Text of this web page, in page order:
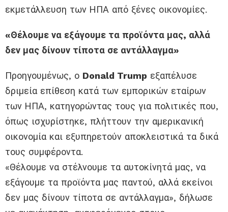
εκμετάλλευση των ΗΠΑ από ξένες οικονομίες.
«Θέλουμε να εξάγουμε τα προϊόντα μας, αλλά
δεν μας δίνουν τίποτα σε αντάλλαγμα»
Προηγουμένως, ο Donald Trump εξαπέλυσε
δριμεία επίθεση κατά των εμπορικών εταίρων
των ΗΠΑ, κατηγορώντας τους για πολιτικές που,
όπως ισχυρίστηκε, πλήττουν την αμερικανική
οικονομία και εξυπηρετούν αποκλειστικά τα δικά
τους συμφέροντα.
«Θέλουμε να στέλνουμε τα αυτοκίνητά μας, να
εξάγουμε τα προϊόντα μας παντού, αλλά εκείνοι
δεν μας δίνουν τίποτα σε αντάλλαγμα», δήλωσε